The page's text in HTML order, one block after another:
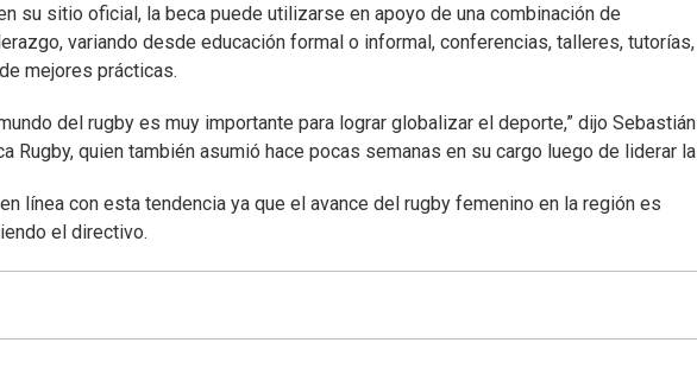
su sitio oficial, la beca puede utilizarse en apoyo de una combinación de
variando desde educación formal o informal, conferencias, talleres, tutorías,
mejores prácticas.
del rugby es muy importante para lograr globalizar el deporte,” dijo Sebastián
Rugby, quien también asumió hace pocas semanas en su cargo luego de liderar la
línea con esta tendencia ya que el avance del rugby femenino en la región es
el directivo.